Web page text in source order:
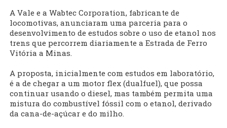
A Vale e a Wabtec Corporation, fabricante de
locomotivas, anunciaram uma parceria para o
desenvolvimento de estudos sobre o uso de etanol nos
trens que percorrem diariamente a Estrada de Ferro
Vitória a Minas.
A proposta, inicialmente com estudos em laboratório,
é a de chegar a um motor flex (dualfuel), que possa
continuar usando o diesel, mas também permita uma
mistura do combustível fóssil com o etanol, derivado
da cana-de-açúcar e do milho.